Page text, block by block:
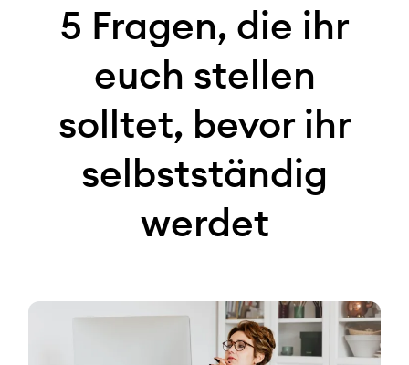
5 Fragen, die ihr
euch stellen
solltet, bevor ihr
selbstständig
werdet